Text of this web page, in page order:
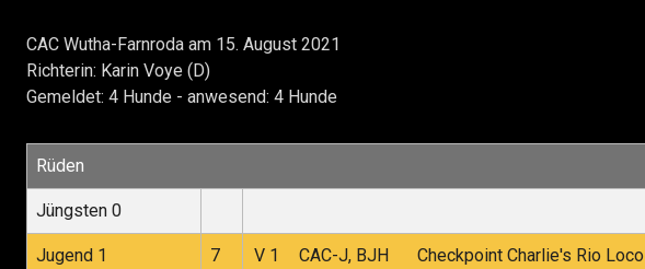
CAC Wutha-Farnroda am 15. August 2021
Richterin: Karin Voye (D)
Gemeldet: 4 Hunde - anwesend: 4 Hunde
Rüden
Jüngsten 0
Jugend 1 7 V 1 CAC-J, BJH Checkpoint Charlie's Rio Loco